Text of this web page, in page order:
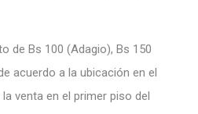
de Bs 100 (Adagio), Bs 150
acuerdo a la ubicación en el
venta en el primer piso del